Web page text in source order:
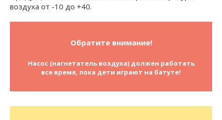
воздуха от -10 до +40.
Обратите внимание!
Насос (нагнетатель воздуха) должен работать
все время, пока дети играют на батуте!